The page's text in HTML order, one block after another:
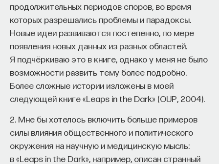
продолжительных периодов споров, во время
которых разрешались проблемы и парадоксы.
Новые идеи развиваются постепенно, по мере
появления новых данных из разных областей.
Я подчёркиваю это в книге, однако у меня не было
возможности развить тему более подробно.
Более сложные истории изложены в моей
следующей книге «Leaps in the Dark» (OUP, 2004).
2. Мне бы хотелось включить больше примеров
силы влияния общественного и политического
окружения на научную и медицинскую мысль:
в «Leaps in the Dark», например, описан странный
ПОДДЕРЖАТЬ ПОСТНАУКУ